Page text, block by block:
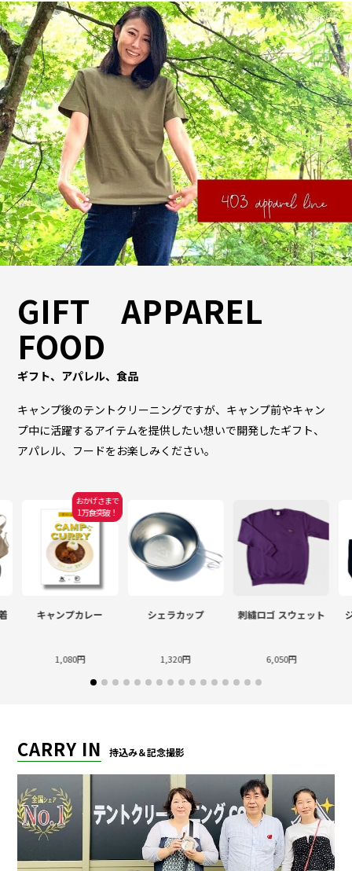
GIFT APPAREL
FOOD
ギフト、アパレル、食品
キャンプ後のテントクリーニングですが、キャンプ前やキャン
プ中に活躍するアイテムを提供したい想いで開発したギフト、
アパレル、フードをお楽しみください。
おかげさまで
1万食突破！
キャンプカレー
1,080円
シェラカップ
1,320円
刺繍ロゴ スウェット
6,050円
CARRY IN 持込み＆記念撮影